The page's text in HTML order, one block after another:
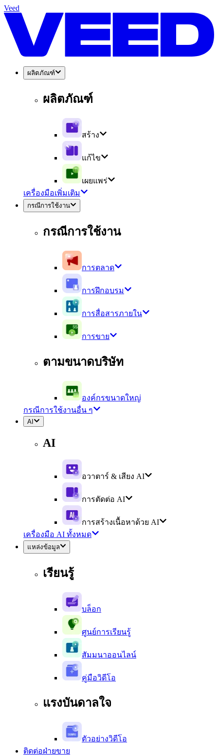
Veed
ผลิตภัณฑ์
ผลิตภัณฑ์
สร้าง
แก้ไข
เผยแพร่
เครื่องมือเพิ่มเติม
กรณีการใช้งาน
กรณีการใช้งาน
การตลาด
การฝึกอบรม
การสื่อสารภายใน
การขาย
ตามขนาดบริษัท
องค์กรขนาดใหญ่
กรณีการใช้งานอื่น ๆ
AI
AI
อวาตาร์ & เสียง AI
การตัดต่อ AI
การสร้างเนื้อหาด้วย AI
เครื่องมือ AI ทั้งหมด
แหล่งข้อมูล
เรียนรู้
บล็อก
ศูนย์การเรียนรู้
สัมมนาออนไลน์
คู่มือวิดีโอ
แรงบันดาลใจ
ตัวอย่างวิดีโอ
ติดต่อฝ่ายขาย